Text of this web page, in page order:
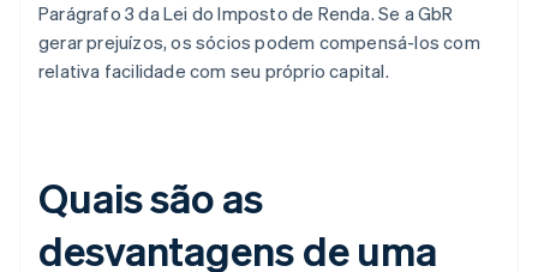
Parágrafo 3 da Lei do Imposto de Renda. Se a GbR
gerar prejuízos, os sócios podem compensá-los com
relativa facilidade com seu próprio capital.
Quais são as
desvantagens de uma